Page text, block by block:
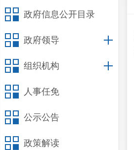
政府信息公开目录
政府领导
组织机构
人事任免
公示公告
政策解读